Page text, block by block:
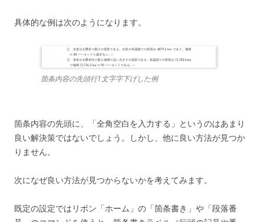
具体的な例は次のようになります。
箇条内容の先頭行1文字字下げした例
箇条内容の先頭に、「全角空白を入力する」というのはあまり
良い解決策ではないでしょう。しかし、他に良い方法が見つか
りません。
次になぜ良い方法が見つからないかを考えてみます。
既定の設定ではリボン「ホーム」の「箇条書き」や「段落番